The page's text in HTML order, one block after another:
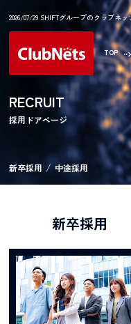
2026/07/29 SHIFTグループのクラブネ
TOP
RECRUIT
採用ドアページ
新卒採用 中途採用
新卒採用